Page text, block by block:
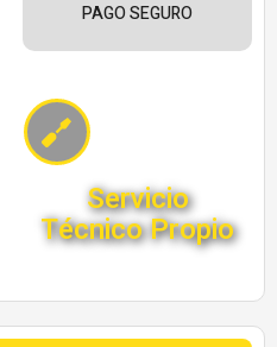
PAGO SEGURO
Servicio
Técnico Propio